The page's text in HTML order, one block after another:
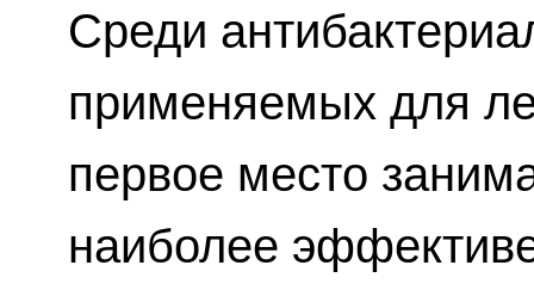
Среди
применяемых для
первое место
наиболее